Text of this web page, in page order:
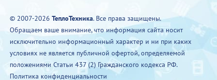
© 2007-2026 ТеплоТехника. Все права защищены.
Обращаем ваше внимание, что информация сайта носит
исключительно информационный характер и ни при каких
условиях не является публичной офертой, определяемой
положениями Статьи 437 (2) Гражданского кодекса РФ.
Политика конфиденциальности